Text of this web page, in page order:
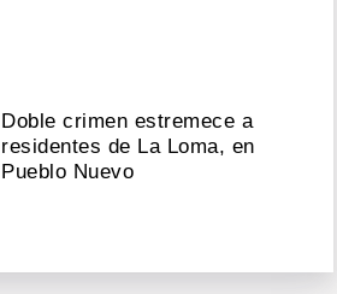
Doble crimen estremece a
residentes de La Loma, en
Pueblo Nuevo